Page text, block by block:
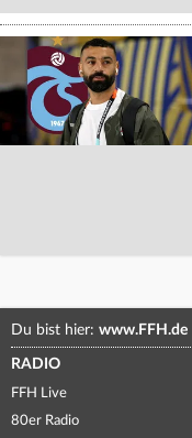
Du bist hier: www.FFH.de
RADIO
FFH Live
80er Radio